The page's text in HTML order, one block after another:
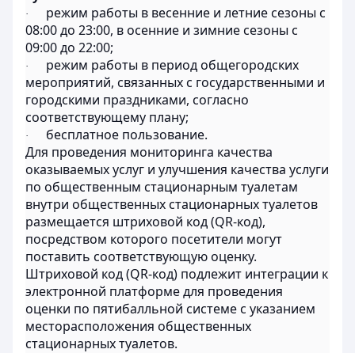
·
режим работы в весенние и летние сезоны с
08:00 до 23:00, в осенние и зимние сезоны с
09:00 до 22:00;
·
режим работы в период общегородских
мероприятий, связанных с государственными и
городскими праздниками, согласно
соответствующему плану;
·
бесплатное пользование.
Для проведения мониторинга качества
оказываемых услуг и улучшения качества услуги
по общественным стационарным туалетам
внутри общественных стационарных туалетов
размещается штриховой код (QR-код),
посредством которого посетители могут
поставить соответствующую оценку.
Штриховой код (QR-код) подлежит интеграции к
электронной платформе для проведения
оценки по пятибалльной системе с указанием
месторасположения общественных
стационарных туалетов.